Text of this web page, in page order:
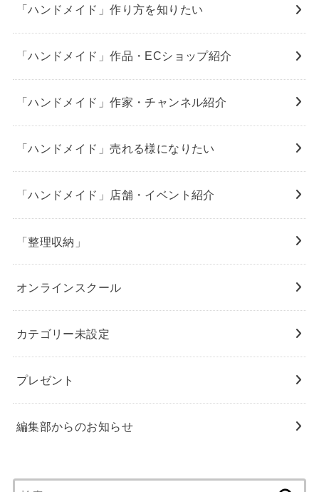
「ハンドメイド」作り方を知りたい
「ハンドメイド」作品・ECショップ紹介
「ハンドメイド」作家・チャンネル紹介
「ハンドメイド」売れる様になりたい
「ハンドメイド」店舗・イベント紹介
「整理収納」
オンラインスクール
カテゴリー未設定
プレゼント
編集部からのお知らせ